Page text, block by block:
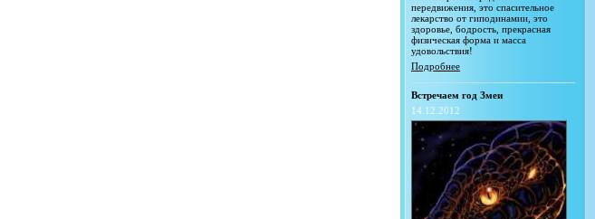
передвижения, это спасительное
лекарство от гиподинамии, это
здоровье, бодрость, прекрасная
физическая форма и масса
удовольствия!
Подробнее
Встречаем год Змеи
14.12.2012